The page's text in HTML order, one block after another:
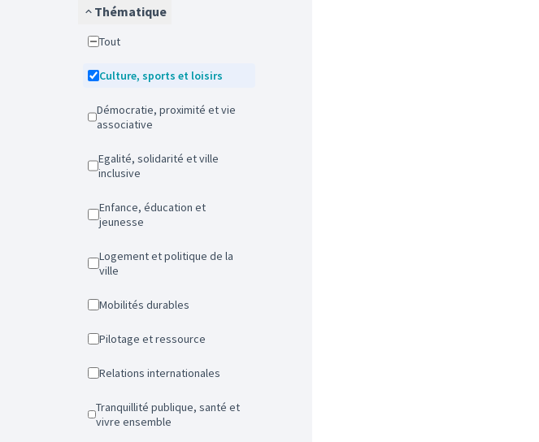
Thématique
Tout
Culture, sports et loisirs
Démocratie, proximité et vie
associative
Egalité, solidarité et ville
inclusive
Enfance, éducation et
jeunesse
Logement et politique de la
ville
Mobilités durables
Pilotage et ressource
Relations internationales
Tranquillité publique, santé et
vivre ensemble